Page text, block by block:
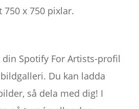
x 750 pixlar.
Spotify For Artists-profil
Du kan ladda
så dela med dig! I